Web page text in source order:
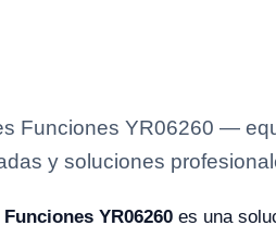
Funciones YR06260 —
y soluciones
YR06260 es una